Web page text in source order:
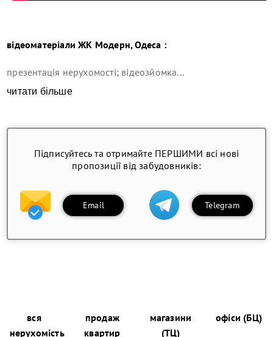
відеоматеріали ЖК Модерн, Одеса :
презентація нерухомості; відеозйомка...
читати більше
Підписуйтесь та отримайте ПЕРШИМИ всі нові
пропозиції від забудовників:
Email Telegram
вся
нерухомість
продаж
квартир
магазини
(ТЦ)
офіси (БЦ)